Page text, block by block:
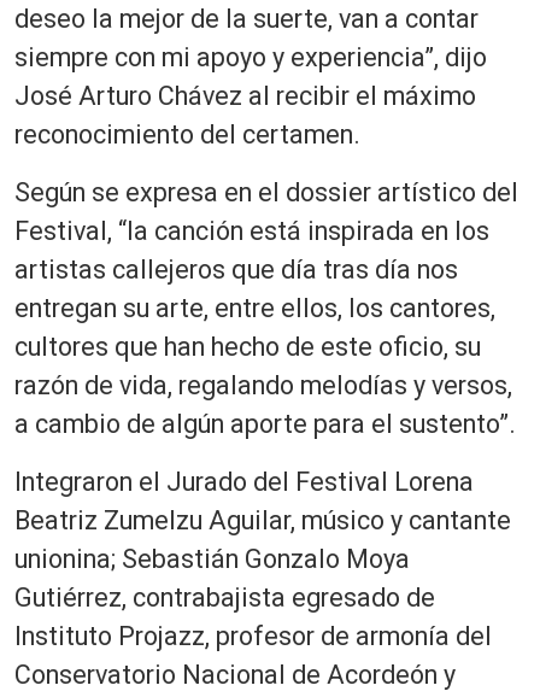
deseo la mejor de la suerte, van a contar
siempre con mi apoyo y experiencia”, dijo
José Arturo Chávez al recibir el máximo
reconocimiento del certamen.
Según se expresa en el dossier artístico del
Festival, “la canción está inspirada en los
artistas callejeros que día tras día nos
entregan su arte, entre ellos, los cantores,
cultores que han hecho de este oficio, su
razón de vida, regalando melodías y versos,
a cambio de algún aporte para el sustento”.
Integraron el Jurado del Festival Lorena
Beatriz Zumelzu Aguilar, músico y cantante
unionina; Sebastián Gonzalo Moya
Gutiérrez, contrabajista egresado de
Instituto Projazz, profesor de armonía del
Conservatorio Nacional de Acordeón y